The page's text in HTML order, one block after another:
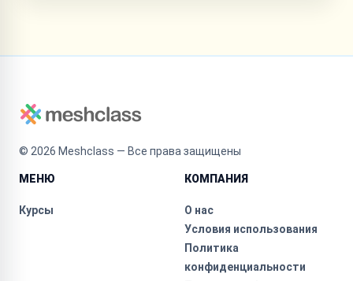
© 2026 Meshclass — Все права защищены
МЕНЮ
Курсы
КОМПАНИЯ
О нас
Условия использования
Политика
конфиденциальности